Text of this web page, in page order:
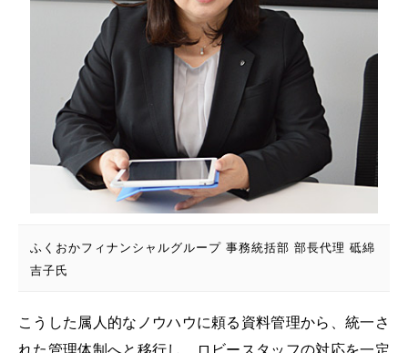
ふくおかフィナンシャルグループ 事務統括部 部長代理 砥綿
吉子氏
こうした属人的なノウハウに頼る資料管理から、統一さ
れた管理体制へと移行し、ロビースタッフの対応を一定